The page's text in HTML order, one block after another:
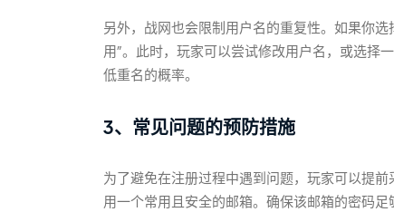
另外，战网也会限制用户名的重复性。如果你
用”。此时，玩家可以尝试修改用户名，或选择
低重名的概率。
3、常见问题的预防措施
为了避免在注册过程中遇到问题，玩家可以提
用一个常用且安全的邮箱。确保该邮箱的密码